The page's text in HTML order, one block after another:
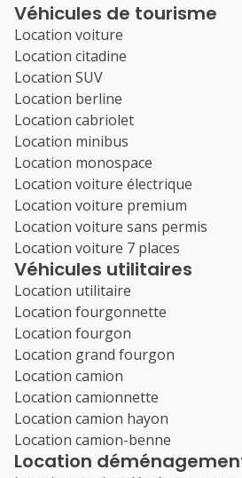
Véhicules de tourisme
Location voiture
Location citadine
Location SUV
Location berline
Location cabriolet
Location minibus
Location monospace
Location voiture électrique
Location voiture premium
Location voiture sans permis
Location voiture 7 places
Véhicules utilitaires
Location utilitaire
Location fourgonnette
Location fourgon
Location grand fourgon
Location camion
Location camionnette
Location camion hayon
Location camion-benne
Location